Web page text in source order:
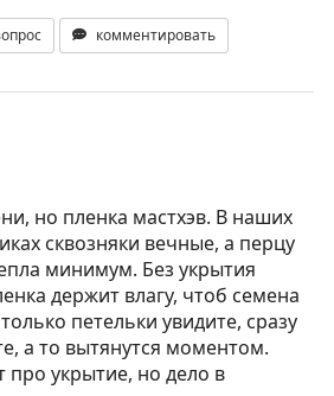
комментировать
но пленка мастхэв. В наших
сквозняки вечные, а перцу
минимум. Без укрытия
держит влагу, чтоб семена
петельки увидите, сразу
а то вытянутся моментом.
укрытие, но дело в